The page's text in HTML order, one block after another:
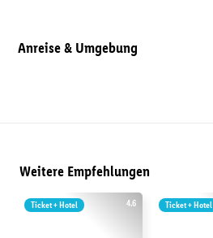
Anreise & Umgebung
Weitere Empfehlungen
4.6
Ticket + Hotel Ticket + Hotel